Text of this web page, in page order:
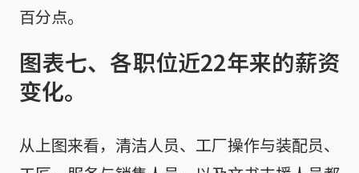
百分点。
图表七、各职位近22年来的薪资
变化。
从上图来看，清洁人员、工厂操作与装配员、